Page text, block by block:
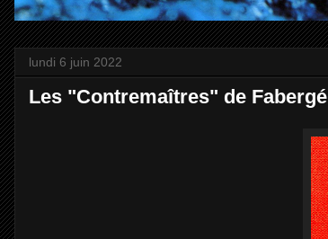
lundi 6 juin 2022
Les "Contremaîtres" de Fabergé